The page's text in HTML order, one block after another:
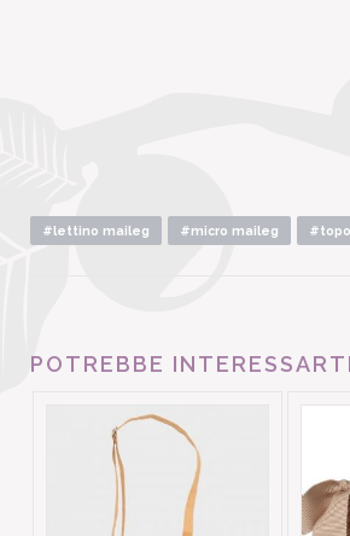
#lettino maileg #micro maileg
POTREBBE